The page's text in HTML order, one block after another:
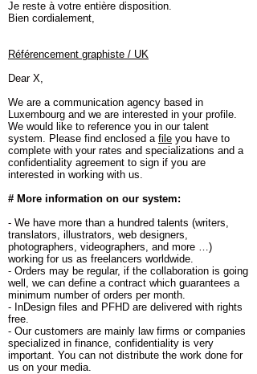
Je reste à votre entière disposition.
Bien cordialement,
Référencement graphiste / UK
Dear X,
We are a communication agency based in
Luxembourg and we are interested in your profile.
We would like to reference you in our talent
system. Please find enclosed a file you have to
complete with your rates and specializations and a
confidentiality agreement to sign if you are
interested in working with us.
# More information on our system:
- We have more than a hundred talents (writers,
translators, illustrators, web designers,
photographers, videographers, and more …)
working for us as freelancers worldwide.
- Orders may be regular, if the collaboration is going
well, we can define a contract which guarantees a
minimum number of orders per month.
- InDesign files and PFHD are delivered with rights
free.
- Our customers are mainly law firms or companies
specialized in finance, confidentiality is very
important. You can not distribute the work done for
us on your media.